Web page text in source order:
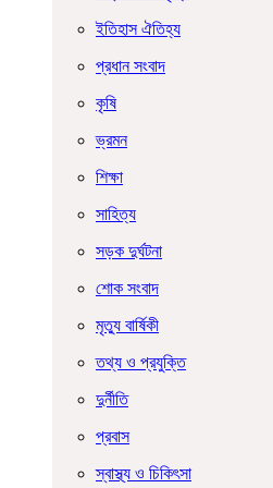
ইতিহাস ঐতিহ্য
প্রধান সংবাদ
কৃষি
ভ্রমন
শিক্ষা
সাহিত্য
সড়ক দুর্ঘটনা
শোক সংবাদ
মৃত্যু বার্ষিকী
তথ্য ও প্রযুক্তি
দুর্নীতি
প্রবাস
স্বাস্থ্য ও চিকিৎসা